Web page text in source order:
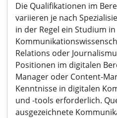
Die Qualifikationen im
variieren je nach
in der Regel ein Studium in
Relations oder
Positionen im digitalen
Manager oder Content-
Kenntnisse in digitalen
und -tools erforderlich.
ausgezeichnete